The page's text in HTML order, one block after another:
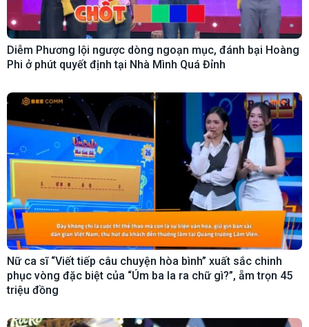
Diễm Phương lội ngược dòng ngoạn mục, đánh bại Hoàng
Phi ở phút quyết định tại Nhà Mình Quá Đỉnh
Nữ ca sĩ “Viết tiếp câu chuyện hòa bình” xuất sắc chinh
phục vòng đặc biệt của “Úm ba la ra chữ gì?”, ẵm trọn 45
triệu đồng